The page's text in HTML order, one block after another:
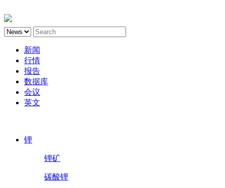
新闻
行情
报告
数据库
会议
英文
锂
锂矿
碳酸锂